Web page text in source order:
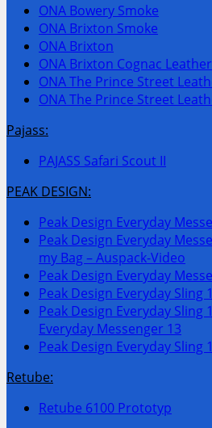
ONA Bowery Smoke
ONA Brixton Smoke
ONA Brixton
ONA Brixton Cognac Leather
ONA The Prince Street
ONA The Prince Street
Pajass:
PAJASS Safari Scout II
PEAK DESIGN:
Peak Design Everyday
Peak Design Everyday
my Bag – Auspack-Video
Peak Design Everyday
Peak Design Everyday Sling
Peak Design Everyday Sling
Everyday Messenger 13
Peak Design Everyday Sling
Retube:
Retube 6100 Prototyp